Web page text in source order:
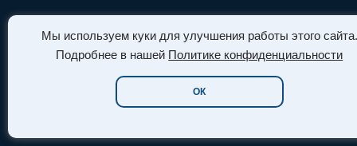
Мы используем куки для улучшения работы этого сайта.
Подробнее в нашей Политике конфиденциальности
ОК
Рубрики